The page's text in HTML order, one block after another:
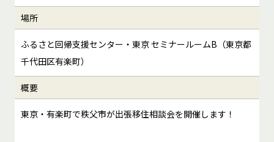
場所
ふるさと回帰支援センター・東京 セミナールームB（東京都
千代田区有楽町）
概要
東京・有楽町で秩父市が出張移住相談会を開催します！